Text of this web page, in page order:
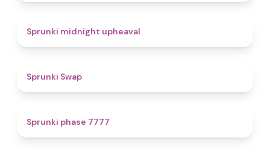
Sprunki midnight upheaval
Sprunki Swap
Sprunki phase 7777